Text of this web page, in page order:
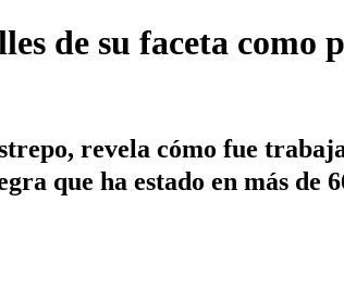
de su faceta
revela cómo fue
que ha estado en más de